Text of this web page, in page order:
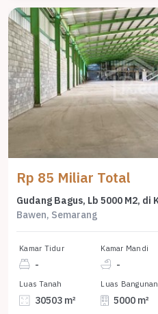
Rp 85 Miliar Total
Bawen, Semarang
Kamar Tidur
-
Kamar Mandi
-
Luas Tanah
30503 m²
Luas Bangunan
5000 m²